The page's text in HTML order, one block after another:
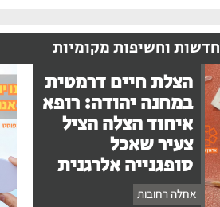
חדשות וחשיפות מקומיות
הצלת חיים דרמטית
במחנה יהודה: רופא
איחוד הצלה הציל
צעיר שאכל
סופגנייה אלרגנית
אחלה רחובות